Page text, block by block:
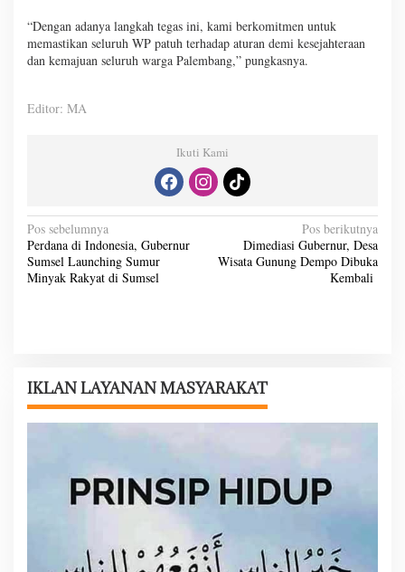
“Dengan adanya langkah tegas ini, kami berkomitmen untuk
memastikan seluruh WP patuh terhadap aturan demi kesejahteraan
dan kemajuan seluruh warga Palembang,” pungkasnya.
Editor: MA
Ikuti Kami
N
a
v
s
i
Pos sebelumnya
Perdana di Indonesia, Gubernur
Sumsel Launching Sumur
Minyak Rakyat di Sumsel
Pos berikutnya
Dimediasi Gubernur, Desa
Wisata Gunung Dempo Dibuka
Kembali
IKLAN LAYANAN MASYARAKAT